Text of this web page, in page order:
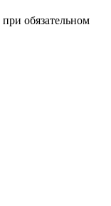
обязательном